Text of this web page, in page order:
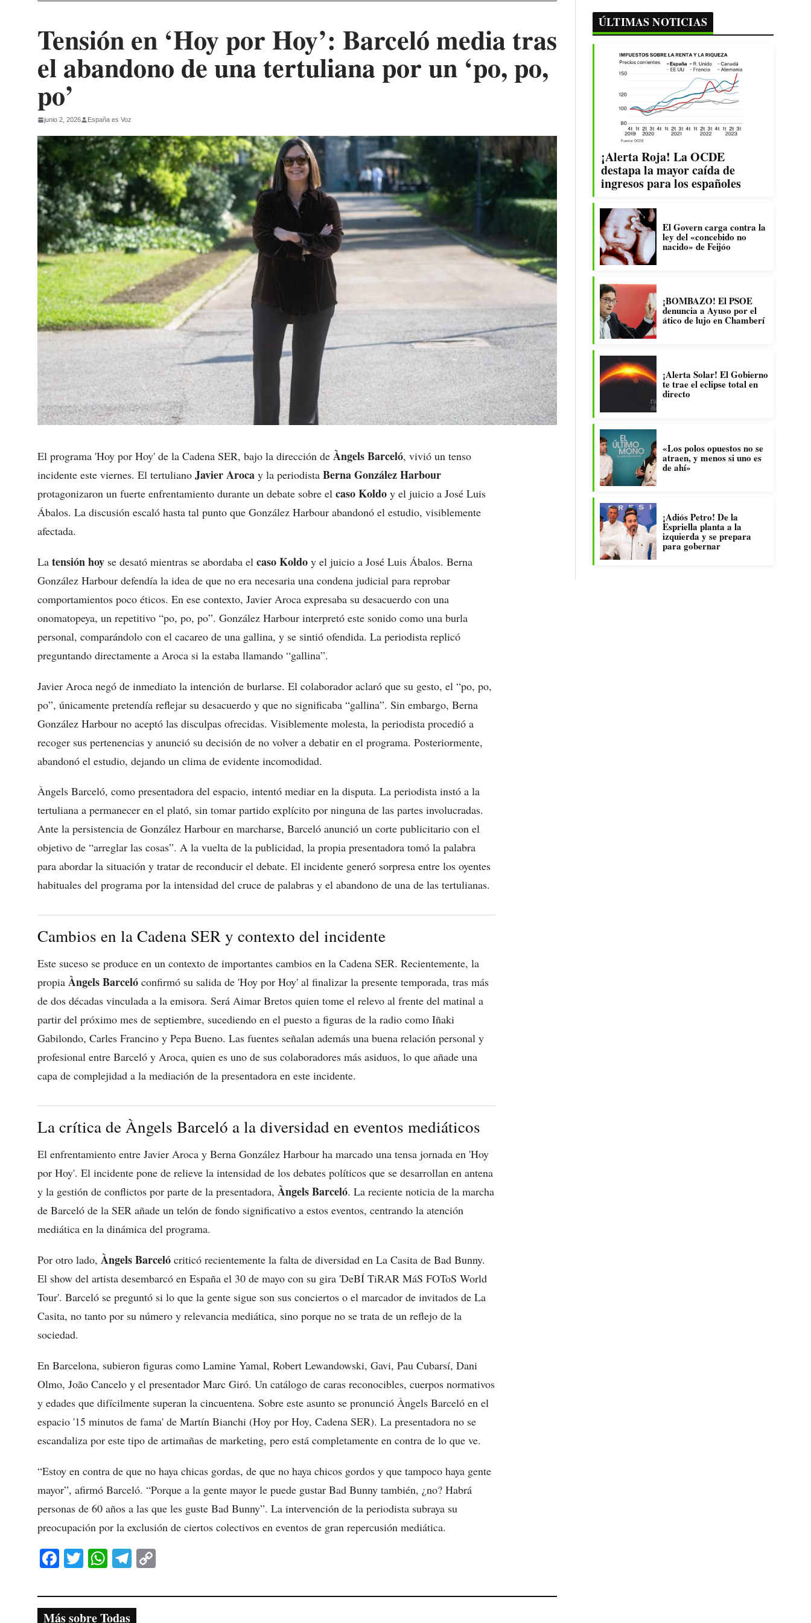
Tensión en ‘Hoy por Hoy’: Barceló media tras
el abandono de una tertuliana por un ‘po, po,
po’
junio 2, 2026 España es Voz
El programa 'Hoy por Hoy' de la Cadena SER, bajo la dirección de Àngels Barceló, vivió un tenso
incidente este viernes. El tertuliano Javier Aroca y la periodista Berna González Harbour
protagonizaron un fuerte enfrentamiento durante un debate sobre el caso Koldo y el juicio a José Luis
Ábalos. La discusión escaló hasta tal punto que González Harbour abandonó el estudio, visiblemente
afectada.
La tensión hoy se desató mientras se abordaba el caso Koldo y el juicio a José Luis Ábalos. Berna
González Harbour defendía la idea de que no era necesaria una condena judicial para reprobar
comportamientos poco éticos. En ese contexto, Javier Aroca expresaba su desacuerdo con una
onomatopeya, un repetitivo “po, po, po”. González Harbour interpretó este sonido como una burla
personal, comparándolo con el cacareo de una gallina, y se sintió ofendida. La periodista replicó
preguntando directamente a Aroca si la estaba llamando “gallina”.
Javier Aroca negó de inmediato la intención de burlarse. El colaborador aclaró que su gesto, el “po, po,
po”, únicamente pretendía reflejar su desacuerdo y que no significaba “gallina”. Sin embargo, Berna
González Harbour no aceptó las disculpas ofrecidas. Visiblemente molesta, la periodista procedió a
recoger sus pertenencias y anunció su decisión de no volver a debatir en el programa. Posteriormente,
abandonó el estudio, dejando un clima de evidente incomodidad.
Àngels Barceló, como presentadora del espacio, intentó mediar en la disputa. La periodista instó a la
tertuliana a permanecer en el plató, sin tomar partido explícito por ninguna de las partes involucradas.
Ante la persistencia de González Harbour en marcharse, Barceló anunció un corte publicitario con el
objetivo de “arreglar las cosas”. A la vuelta de la publicidad, la propia presentadora tomó la palabra
para abordar la situación y tratar de reconducir el debate. El incidente generó sorpresa entre los oyentes
habituales del programa por la intensidad del cruce de palabras y el abandono de una de las tertulianas.
Cambios en la Cadena SER y contexto del incidente
Este suceso se produce en un contexto de importantes cambios en la Cadena SER. Recientemente, la
propia Àngels Barceló confirmó su salida de 'Hoy por Hoy' al finalizar la presente temporada, tras más
de dos décadas vinculada a la emisora. Será Aimar Bretos quien tome el relevo al frente del matinal a
partir del próximo mes de septiembre, sucediendo en el puesto a figuras de la radio como Iñaki
Gabilondo, Carles Francino y Pepa Bueno. Las fuentes señalan además una buena relación personal y
profesional entre Barceló y Aroca, quien es uno de sus colaboradores más asiduos, lo que añade una
capa de complejidad a la mediación de la presentadora en este incidente.
La crítica de Àngels Barceló a la diversidad en eventos mediáticos
El enfrentamiento entre Javier Aroca y Berna González Harbour ha marcado una tensa jornada en 'Hoy
por Hoy'. El incidente pone de relieve la intensidad de los debates políticos que se desarrollan en antena
y la gestión de conflictos por parte de la presentadora, Àngels Barceló. La reciente noticia de la marcha
de Barceló de la SER añade un telón de fondo significativo a estos eventos, centrando la atención
mediática en la dinámica del programa.
Por otro lado, Àngels Barceló criticó recientemente la falta de diversidad en La Casita de Bad Bunny.
El show del artista desembarcó en España el 30 de mayo con su gira 'DeBÍ TiRAR MáS FOToS World
Tour'. Barceló se preguntó si lo que la gente sigue son sus conciertos o el marcador de invitados de La
Casita, no tanto por su número y relevancia mediática, sino porque no se trata de un reflejo de la
sociedad.
En Barcelona, subieron figuras como Lamine Yamal, Robert Lewandowski, Gavi, Pau Cubarsí, Dani
Olmo, João Cancelo y el presentador Marc Giró. Un catálogo de caras reconocibles, cuerpos normativos
y edades que difícilmente superan la cincuentena. Sobre este asunto se pronunció Àngels Barceló en el
espacio '15 minutos de fama' de Martín Bianchi (Hoy por Hoy, Cadena SER). La presentadora no se
escandaliza por este tipo de artimañas de marketing, pero está completamente en contra de lo que ve.
“Estoy en contra de que no haya chicas gordas, de que no haya chicos gordos y que tampoco haya gente
mayor”, afirmó Barceló. “Porque a la gente mayor le puede gustar Bad Bunny también, ¿no? Habrá
personas de 60 años a las que les guste Bad Bunny”. La intervención de la periodista subraya su
preocupación por la exclusión de ciertos colectivos en eventos de gran repercusión mediática.
Fa
bo
ok
T
tte
r
W
ts
A
Te
gr
a
y
Más sobre Todas
ÚLTIMAS NOTICIAS
¡Alerta Roja! La OCDE
destapa la mayor caída de
ingresos para los españoles
El Govern carga contra la
ley del «concebido no
nacido» de Feijóo
¡BOMBAZO! El PSOE
denuncia a Ayuso por el
ático de lujo en Chamberí
¡Alerta Solar! El Gobierno
te trae el eclipse total en
directo
«Los polos opuestos no se
atraen, y menos si uno es
de ahí»
¡Adiós Petro! De la
Espriella planta a la
izquierda y se prepara
para gobernar